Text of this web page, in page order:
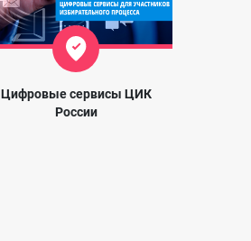
Цифровые сервисы ЦИК
России